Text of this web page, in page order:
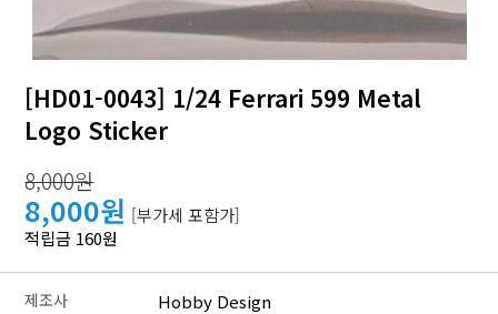
[HD01-0043] 1/24 Ferrari 599 Metal
Logo Sticker
8,000원
8,000원 [부가세 포함가]
적립금 160원
제조사 Hobby Design